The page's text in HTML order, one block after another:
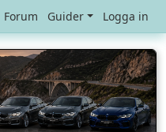
Forum Guider Logga in